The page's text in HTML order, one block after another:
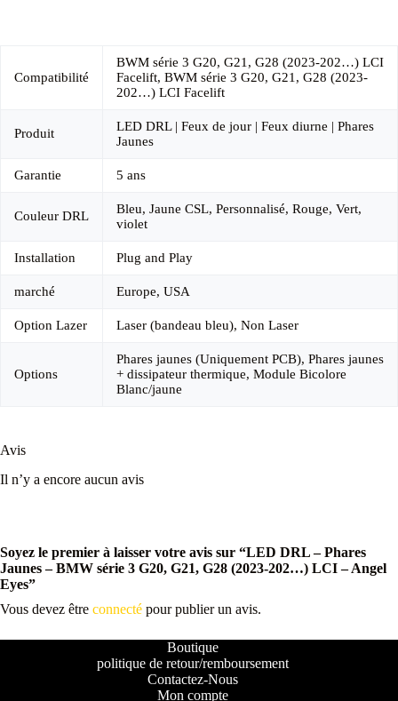
Compatibilité
BWM série 3 G20, G21, G28 (2023-202…) LCI
Facelift, BWM série 3 G20, G21, G28 (2023-
202…) LCI Facelift
Produit
LED DRL | Feux de jour | Feux diurne | Phares
Jaunes
Garantie 5 ans
Couleur DRL
Bleu, Jaune CSL, Personnalisé, Rouge, Vert,
violet
Installation Plug and Play
marché Europe, USA
Option Lazer Laser (bandeau bleu), Non Laser
Options
Phares jaunes (Uniquement PCB), Phares jaunes
+ dissipateur thermique, Module Bicolore
Blanc/jaune
Avis
Il n’y a encore aucun avis
Soyez le premier à laisser votre avis sur “LED DRL – Phares
Jaunes – BMW série 3 G20, G21, G28 (2023-202…) LCI – Angel
Eyes”
Vous devez être connecté pour publier un avis.
Boutique
politique de retour/remboursement
Contactez-Nous
Mon compte